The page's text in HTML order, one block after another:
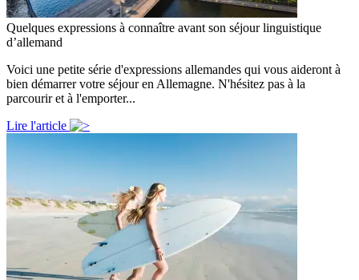
Quelques expressions à connaître avant son séjour linguistique
d’allemand
Voici une petite série d'expressions allemandes qui vous aideront à
bien démarrer votre séjour en Allemagne. N'hésitez pas à la
parcourir et à l'emporter...
Lire l'article